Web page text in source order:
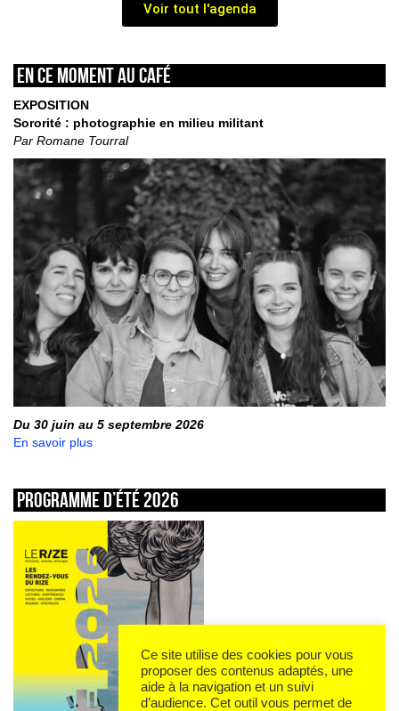
Voir tout l'agenda
En ce moment au café
EXPOSITION
Sororité : photographie en milieu militant
Par Romane Tourral
Du 30 juin au 5 septembre 2026
En savoir plus
Programme d’été 2026
Ce site utilise des cookies pour vous
proposer des contenus adaptés, une
aide à la navigation et un suivi
d’audience. Cet outil vous permet de